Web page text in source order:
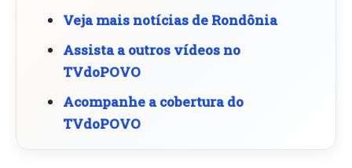
Veja mais notícias de Rondônia
Assista a outros vídeos no
TVdoPOVO
Acompanhe a cobertura do
TVdoPOVO